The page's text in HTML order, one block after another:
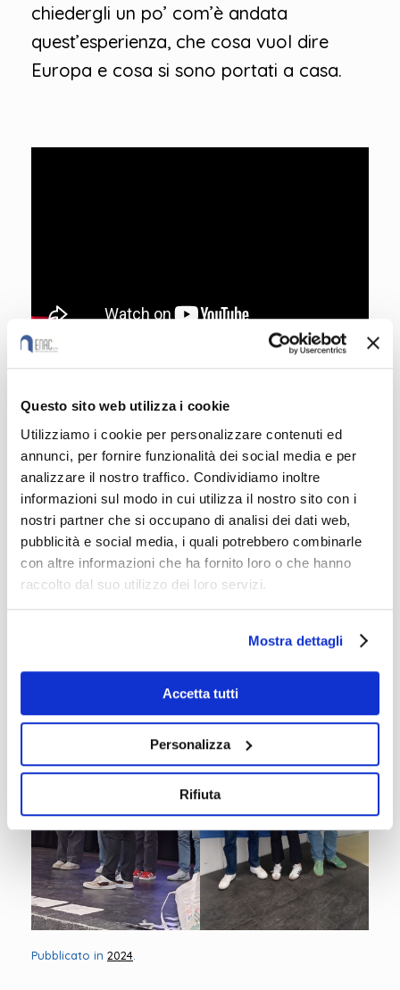
Questo sito web utilizza i cookie
Utilizziamo i cookie per personalizzare contenuti ed
annunci, per fornire funzionalità dei social media e per
analizzare il nostro traffico. Condividiamo inoltre
informazioni sul modo in cui utilizza il nostro sito con i
nostri partner che si occupano di analisi dei dati web,
pubblicità e social media, i quali potrebbero combinarle
con altre informazioni che ha fornito loro o che hanno
raccolto dal suo utilizzo dei loro servizi.
Mostra dettagli
Accetta tutti
Personalizza
Rifiuta
chiedergli un po’ com’è andata
quest’esperienza, che cosa vuol dire
Europa e cosa si sono portati a casa.
Pubblicato in 2024